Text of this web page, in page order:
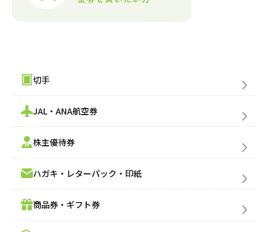
切手
JAL・ANA航空券
株主優待券
ハガキ・レターパック・印紙
商品券・ギフト券